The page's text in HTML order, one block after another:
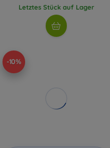
Letztes Stück auf Lager
-10%